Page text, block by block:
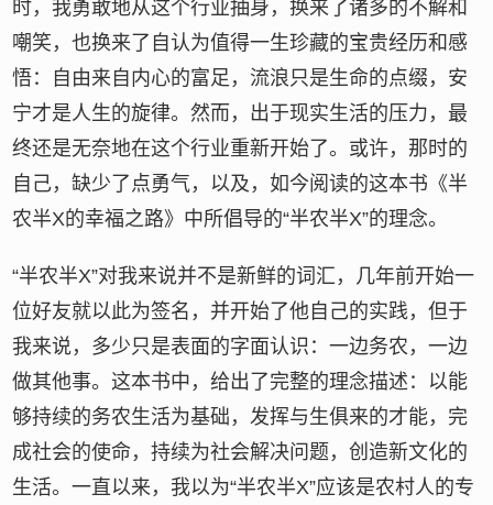
时，我勇敢地从这个行业抽身，换来了诸多的不解和
嘲笑，也换来了自认为值得一生珍藏的宝贵经历和感
悟：自由来自内心的富足，流浪只是生命的点缀，安
宁才是人生的旋律。然而，出于现实生活的压力，最
终还是无奈地在这个行业重新开始了。或许，那时的
自己，缺少了点勇气，以及，如今阅读的这本书《半
农半X的幸福之路》中所倡导的“半农半X”的理念。
“半农半X”对我来说并不是新鲜的词汇，几年前开始一
位好友就以此为签名，并开始了他自己的实践，但于
我来说，多少只是表面的字面认识：一边务农，一边
做其他事。这本书中，给出了完整的理念描述：以能
够持续的务农生活为基础，发挥与生俱来的才能，完
成社会的使命，持续为社会解决问题，创造新文化的
生活。一直以来，我以为“半农半X”应该是农村人的专